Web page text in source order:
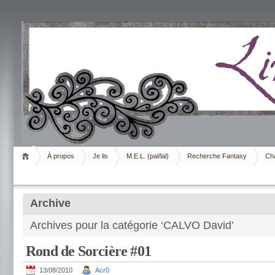
Livrement
À propos Je lis M.E.L. (pal/lal) Recherche Fantasy
Archive
Archives pour la catégorie ‘CALVO David’
Rond de Sorcière #01
13/08/2010 Acr0